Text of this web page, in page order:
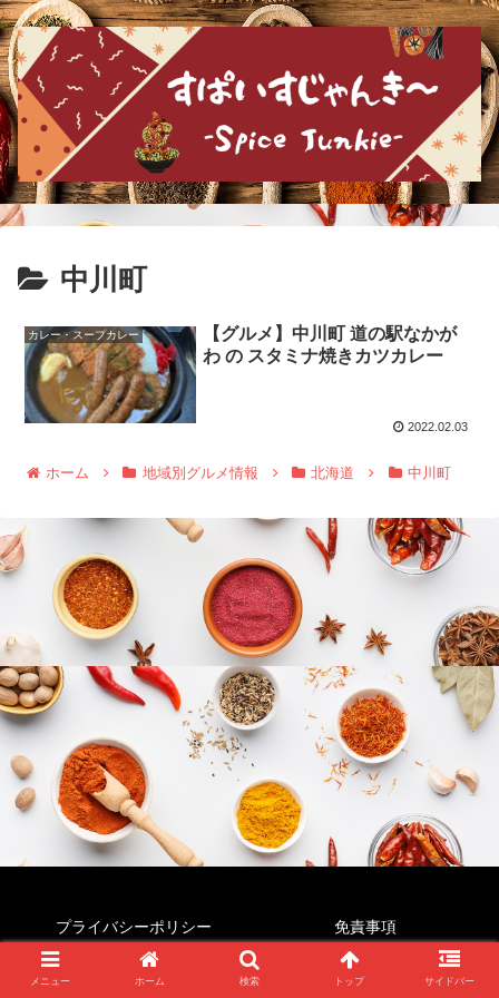
中川町
カレー・スープカレー
【グルメ】中川町 道の駅なかが
わ の スタミナ焼きカツカレー
2022.02.03
ホーム 地域別グルメ情報 北海道 中川町
プライバシーポリシー 免責事項
© 2022 すぱいすじゃんき～.
メニュー ホーム 検索 トップ サイドバー